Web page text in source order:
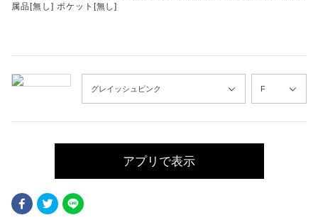
属品[無し] ポケット[無し]
アプリで表示
FacebookTwitter